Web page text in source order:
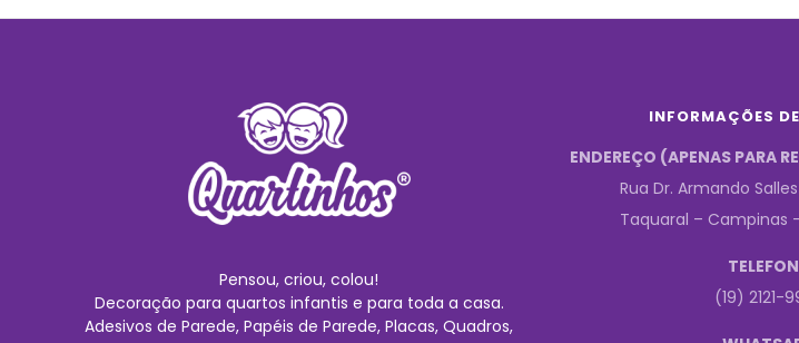
Pensou, criou, colou!
Decoração para quartos infantis e para toda a casa.
Adesivos de Parede, Papéis de Parede, Placas, Quadros,
INFORMAÇÕES
ENDEREÇO (APENAS PARA
Rua Dr. Armando
Taquaral – Campinas
(19) 2121-